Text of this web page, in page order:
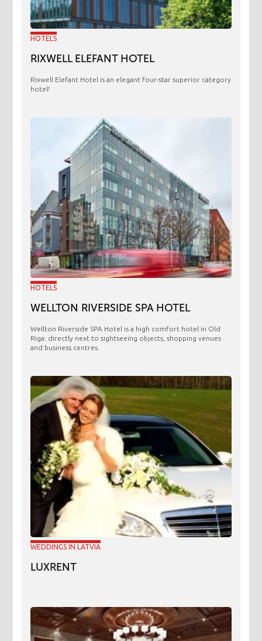
HOTELS
RIXWELL ELEFANT HOTEL
Rixwell Elefant Hotel is an elegant four-star superior category
hotel!
HOTELS
WELLTON RIVERSIDE SPA HOTEL
Wellton Riverside SPA Hotel is a high comfort hotel in Old
Riga: directly next to sightseeing objects, shopping venues
and business centres.
WEDDINGS IN LATVIA
LUXRENT